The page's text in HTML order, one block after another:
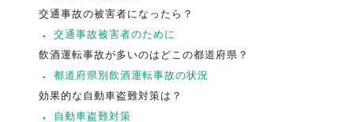
交通事故の被害者になったら？
交通事故被害者のために
飲酒運転事故が多いのはどこの都道府県？
都道府県別飲酒運転事故の状況
効果的な自動車盗難対策は？
自動車盗難対策